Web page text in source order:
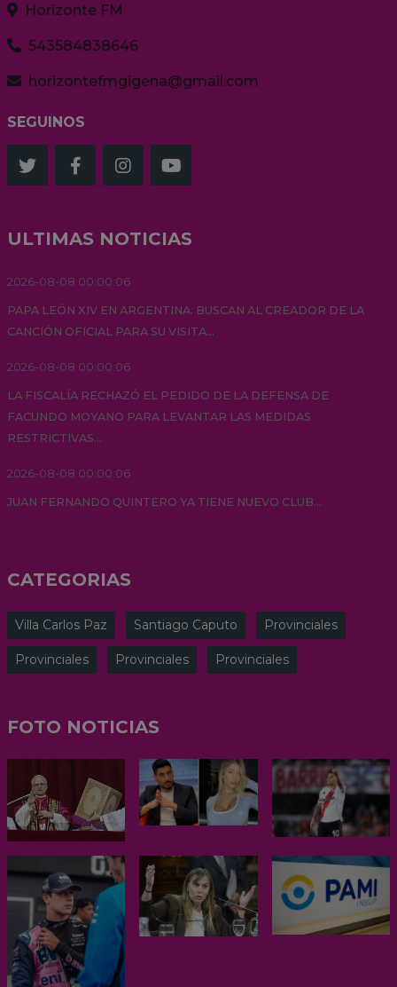
Horizonte FM
543584838646
horizontefmgigena@gmail.com
SEGUINOS
ULTIMAS NOTICIAS
2026-08-08 00:00:06
PAPA LEÓN XIV EN ARGENTINA: BUSCAN AL CREADOR DE LA
CANCIÓN OFICIAL PARA SU VISITA...
2026-08-08 00:00:06
LA FISCALÍA RECHAZÓ EL PEDIDO DE LA DEFENSA DE
FACUNDO MOYANO PARA LEVANTAR LAS MEDIDAS
RESTRICTIVAS...
2026-08-08 00:00:06
JUAN FERNANDO QUINTERO YA TIENE NUEVO CLUB...
CATEGORIAS
Villa Carlos Paz Santiago Caputo Provinciales
Provinciales Provinciales Provinciales
FOTO NOTICIAS